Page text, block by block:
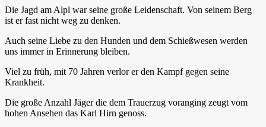
Die Jagd am Alpl war seine große Leidenschaft. Von seinem Berg
ist er fast nicht weg zu denken.
Auch seine Liebe zu den Hunden und dem Schießwesen werden
uns immer in Erinnerung bleiben.
Viel zu früh, mit 70 Jahren verlor er den Kampf gegen seine
Krankheit.
Die große Anzahl Jäger die dem Trauerzug voranging zeugt vom
hohen Ansehen das Karl Hirn genoss.